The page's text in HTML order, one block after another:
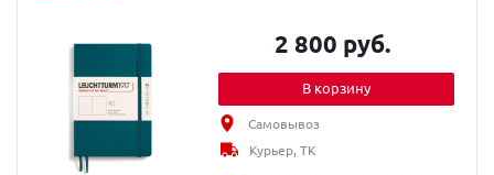
2 800 руб.
В корзину
Самовывоз
Курьер, ТК